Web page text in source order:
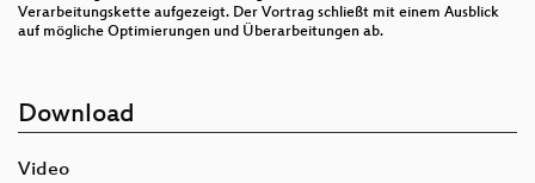
Verarbeitungskette aufgezeigt. Der Vortrag schließt mit einem Ausblick
auf mögliche Optimierungen und Überarbeitungen ab.
Download
Video